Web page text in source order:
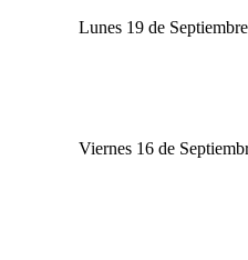
Lunes 19 de
Viernes 16 de